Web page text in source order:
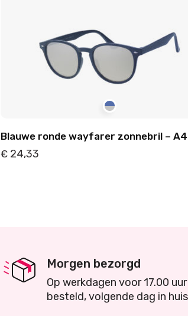
Blauwe ronde wayfarer zonnebril –
€24,33
Morgen bezorgd
Op werkdagen voor 17.00 uur
besteld, volgende dag in huis